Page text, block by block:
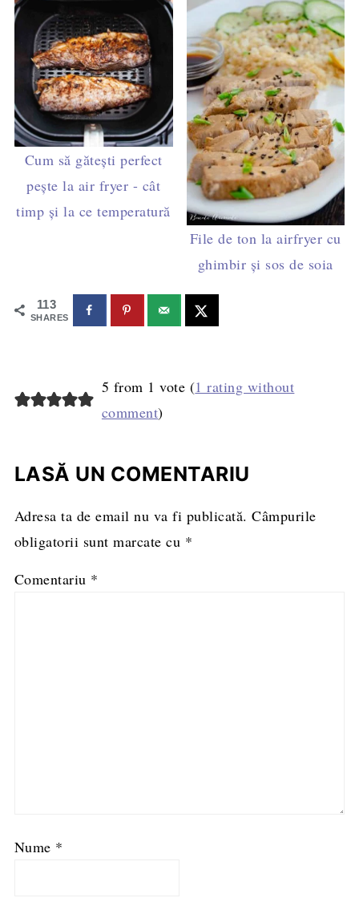
Cum să gătești perfect
pește la air fryer - cât
timp și la ce temperatură
File de ton la airfryer cu
ghimbir și sos de soia
113
SHARES
5 from 1 vote (1 rating without
comment)
LASĂ UN COMENTARIU
Adresa ta de email nu va fi publicată. Câmpurile
obligatorii sunt marcate cu *
Comentariu *
Nume *